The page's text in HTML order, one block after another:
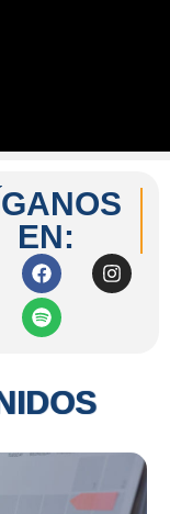
EN: